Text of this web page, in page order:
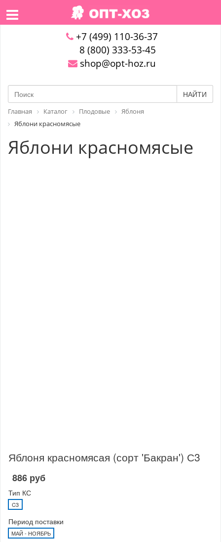
+7 (499) 110-36-37
8 (800) 333-53-45
shop@opt-hoz.ru
НАЙТИ
Главная Каталог Плодовые
Яблоня
Яблони красномясые
Яблони красномясые
Яблоня красномясая (сорт 'Бакран') С3
886 руб
Тип КС
C3
Период поставки
МАЙ - НОЯБРЬ